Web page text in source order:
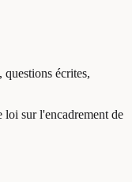
écrites,
loi sur l'encadrement de